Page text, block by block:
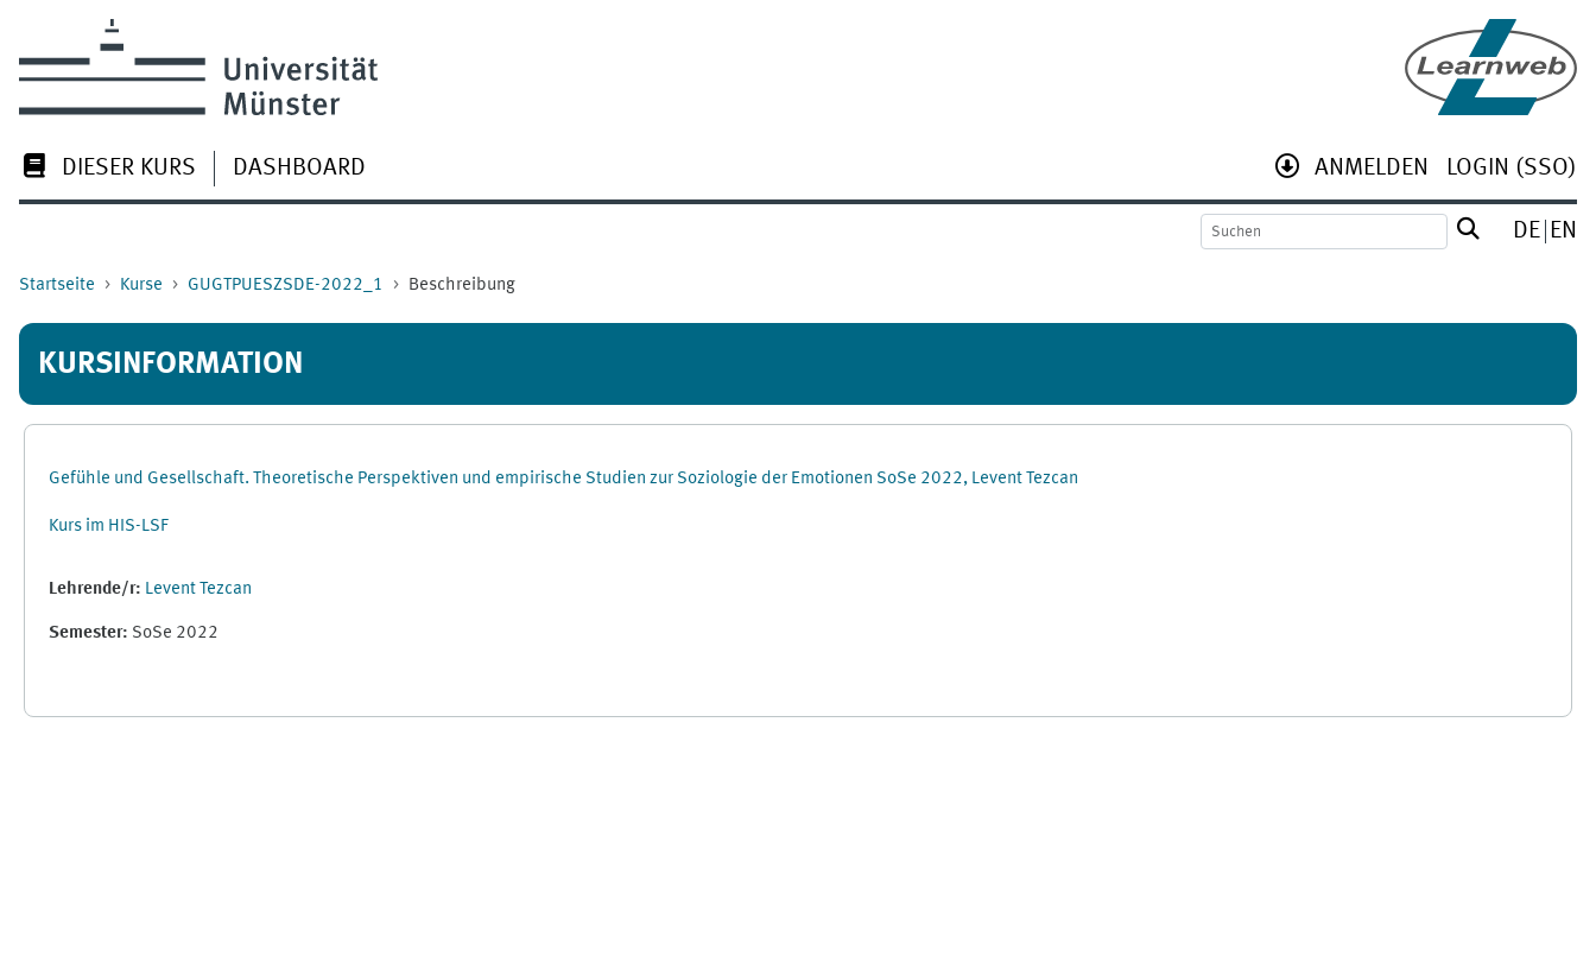
DIESER KURS DASHBOARD ANMELDEN LOGIN (SSO)
DE EN
Startseite Kurse GUGTPUESZSDE-2022_1 Beschreibung
KURSINFORMATION
Gefühle und Gesellschaft. Theoretische Perspektiven und empirische Studien zur Soziologie der Emotionen SoSe 2022, Levent Tezcan
Kurs im HIS-LSF
Lehrende/r: Levent Tezcan
Semester: SoSe 2022